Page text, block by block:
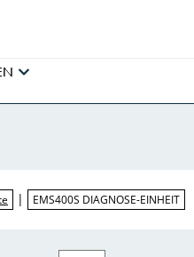
| EMS400S DIAGNOSE-EINHEIT